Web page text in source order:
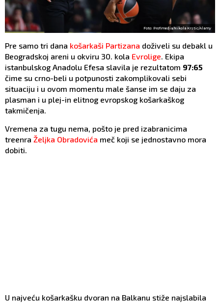
Foto: Profimedia/Nikola Krstic/Alamy
Pre samo tri dana košarkaši Partizana doživeli su debakl u
Beogradskoj areni u okviru 30. kola Evrolige. Ekipa
istanbulskog Anadolu Efesa slavila je rezultatom 97:65
čime su crno-beli u potpunosti zakomplikovali sebi
situaciju i u ovom momentu male šanse im se daju za
plasman i u plej-in elitnog evropskog košarkaškog
takmičenja.
Vremena za tugu nema, pošto je pred izabranicima
treenra Željka Obradovića meč koji se jednostavno mora
dobiti.
U najveću košarkašku dvoran na Balkanu stiže najslabila